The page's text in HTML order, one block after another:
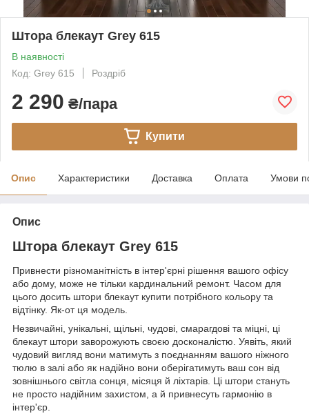
Штора блекаут Grey 615
В наявності
Код: Grey 615
Роздріб
2 290 ₴/пара
Купити
Опис Характеристики Доставка Оплата Умови
Опис
Штора блекаут Grey 615
Привнести різноманітність в інтер'єрні рішення вашого офісу
або дому, може не тільки кардинальний ремонт. Часом для
цього досить штори блекаут купити потрібного кольору та
відтінку. Як-от ця модель.
Незвичайні, унікальні, щільні, чудові, смарагдові та міцні, ці
блекаут штори заворожують своєю досконалістю. Уявіть, який
чудовий вигляд вони матимуть з поєднанням вашого ніжного
тюлю в залі або як надійно вони оберігатимуть ваш сон від
зовнішнього світла сонця, місяця й ліхтарів. Ці штори стануть
не просто надійним захистом, а й привнесуть гармонію в
інтер'єр.